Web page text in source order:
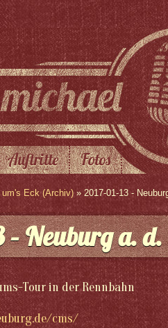
Auftritte Fotos
Eck (Archiv) » 2017-01-13 -
– Neuburg a.
Tour in der Rennbahn
cms/